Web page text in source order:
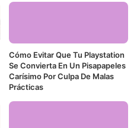
Cómo Evitar Que Tu Playstation
Se Convierta En Un Pisapapeles
Carísimo Por Culpa De Malas
Prácticas